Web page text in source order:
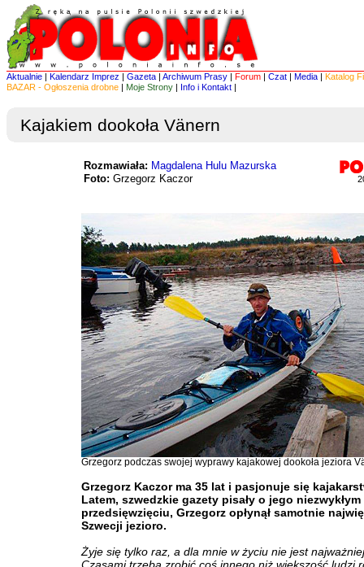
Aktualnie | Kalendarz Imprez | Gazeta | Archiwum Prasy | Forum | Czat | Media | Katalog
BAZAR - Ogłoszenia drobne | Moje Strony | Info i Kontakt |
Kajakiem dookoła Vänern
Rozmawiała: Magdalena Hulu Mazurska
Foto: Grzegorz Kaczor
Grzegorz podczas swojej wyprawy kajakowej dookoła jeziora
Grzegorz Kaczor ma 35 lat i pasjonuje się
Latem, szwedzkie gazety pisały o jego niezwykłym
przedsięwzięciu, Grzegorz opłynął samotnie
Szwecji jezioro.
Żyje się tylko raz, a dla mnie w życiu nie jest